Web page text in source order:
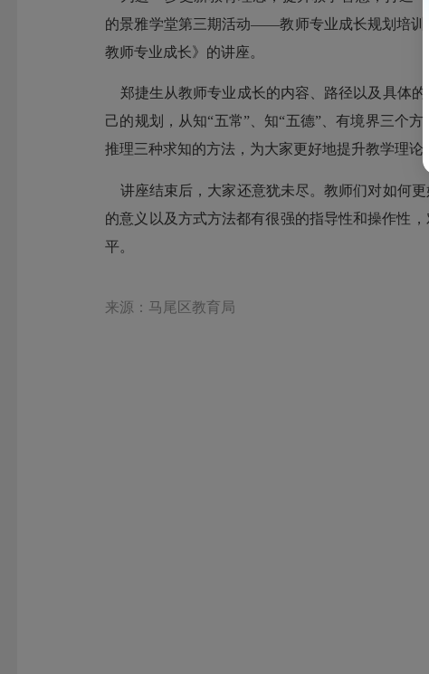
的景雅学堂第三期活动——教师专业成长规划培训
教师专业成长》的讲座。
郑捷生从教师专业成长的内容、路径以及具体
己的规划，从知“五常”、知“五德”、有境界三个
推理三种求知的方法，为大家更好地提升教学理论
讲座结束后，大家还意犹未尽。教师们对如何
的意义以及方式方法都有很强的指导性和操作性
平。
来源：马尾区教育局